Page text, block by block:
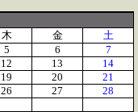
木 金
土
5 6
7
12 13
14
19 20
21
26 27
28